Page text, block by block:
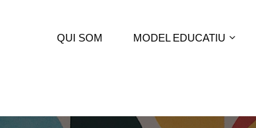
QUI SOM MODEL EDUCATIU